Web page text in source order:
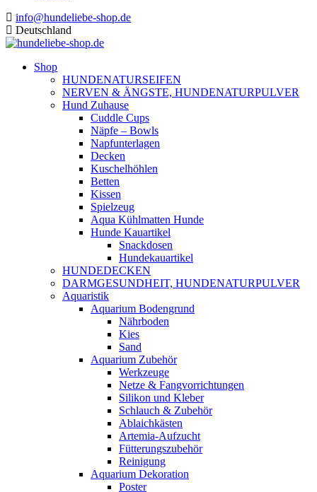
info@hundeliebe-shop.de
Deutschland
Shop
HUNDENATURSEIFEN
NERVEN & ÄNGSTE, HUNDENATURPULVER
Hund Zuhause
Cuddle Cups
Näpfe – Bowls
Napfunterlagen
Decken
Kuschelhöhlen
Betten
Kissen
Spielzeug
Aqua Kühlmatten Hunde
Hunde Kauartikel
Snackdosen
Hundekauartikel
HUNDEDECKEN
DARMGESUNDHEIT, HUNDENATURPULVER
Aquaristik
Aquarium Bodengrund
Nährboden
Kies
Sand
Aquarium Zubehör
Werkzeuge
Netze & Fangvorrichtungen
Silikon und Kleber
Schlauch & Zubehör
Ablaichkästen
Artemia-Aufzucht
Fütterungszubehör
Reinigung
Aquarium Dekoration
Poster